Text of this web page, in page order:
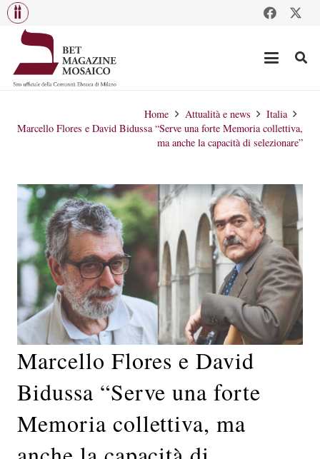
Home Attualità e news
Italia
Marcello Flores e David Bidussa “Serve una forte Memoria collettiva,
ma anche la capacità di selezionare”
Marcello Flores e David
Bidussa “Serve una forte
Memoria collettiva, ma